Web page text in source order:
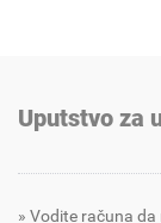
Uputstvo za
Vodite računa